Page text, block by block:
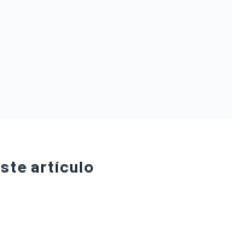
artículo